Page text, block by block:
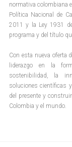
normativa colombiana
Política Nacional de
2011 y la Ley 1931
programa y del título
Con esta nueva oferta
liderazgo en la
sostenibilidad, la
soluciones científicas
del presente y
Colombia y el mundo.